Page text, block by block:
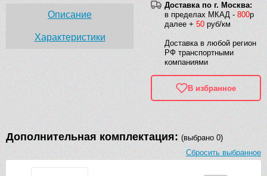
Доставка по г. Москва:
в пределах МКАД - 800р
далее + 50 руб/км
Доставка в любой регион
РФ транспортными
компаниями
В избранное
Описание
Характеристики
Дополнительная комплектация: (выбрано 0)
Сбросить выбранное